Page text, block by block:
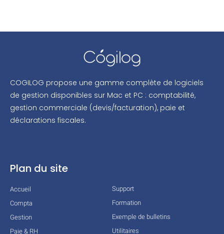
COGILOG propose une gamme complète de logiciels
de gestion disponibles sur Mac et PC : comptabilité,
gestion commerciale (devis/facturation), paie et
déclarations fiscales.
Plan du site
Accueil
Compta
Gestion
Paie & RH
Support
Formation
Exemple de bulletins
Utilitaires